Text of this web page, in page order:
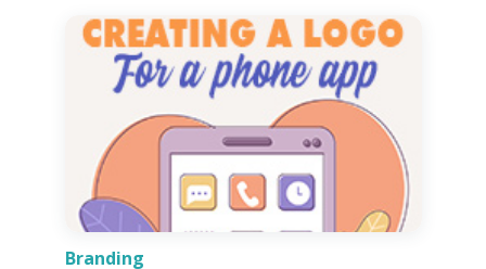
Branding